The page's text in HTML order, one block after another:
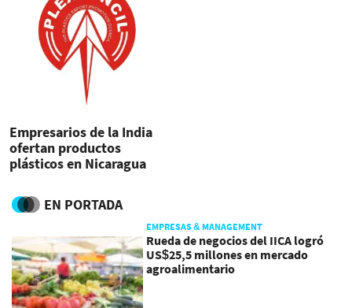
Empresarios de la India
ofertan productos
plásticos en Nicaragua
EN PORTADA
EMPRESAS & MANAGEMENT
Rueda de negocios del IICA logró
US$25,5 millones en mercado
agroalimentario